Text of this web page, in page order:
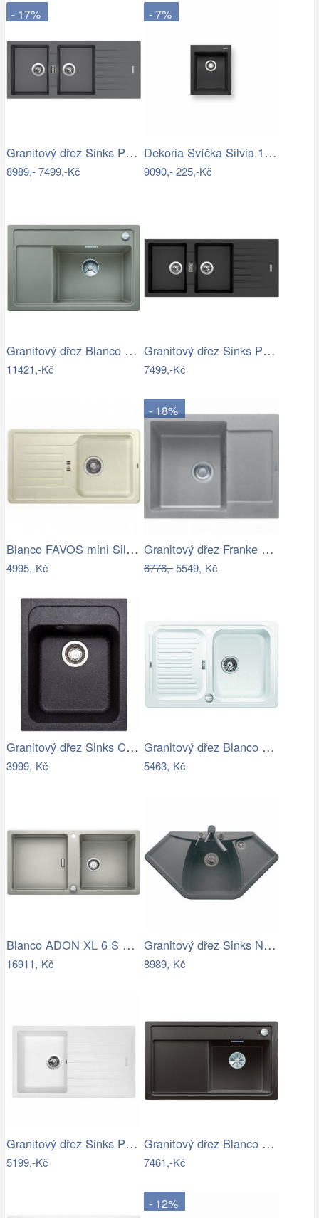
- 17%
Granitový dřez Sinks PERFECTO 1160 DUO…
8989,-7499,-Kč
- 7%
Dekoria Svíčka Silvia 10cm light grey,…
9090,-225,-Kč
Granitový dřez Blanco ZENAR XL 6 S…
11421,-Kč
Granitový dřez Sinks PERFECTO 1160 DUO…
7499,-Kč
Blanco FAVOS mini Silgranit jasmín…
4995,-Kč
- 18%
Granitový dřez Franke MRG 611-62 Šedý…
6776,-5549,-Kč
Granitový dřez Sinks CLASSIC 400…
3999,-Kč
Granitový dřez Blanco CLASSIC 45 S…
5463,-Kč
Blanco ADON XL 6 S Silgranit perlově…
16911,-Kč
Granitový dřez Sinks NAIKY 980 Titanium
8989,-Kč
Granitový dřez Sinks PERFECTO 860 Milk
5199,-Kč
Granitový dřez Blanco ZENAR 45 S InFino…
7461,-Kč
- 12%